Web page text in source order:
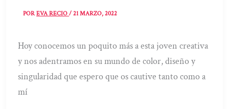
POREVA RECIO/21 MARZO, 2022
Hoy conocemos un poquito más a esta joven creativa
y nos adentramos en su mundo de color, diseño y
singularidad que espero que os cautive tanto como a
mí